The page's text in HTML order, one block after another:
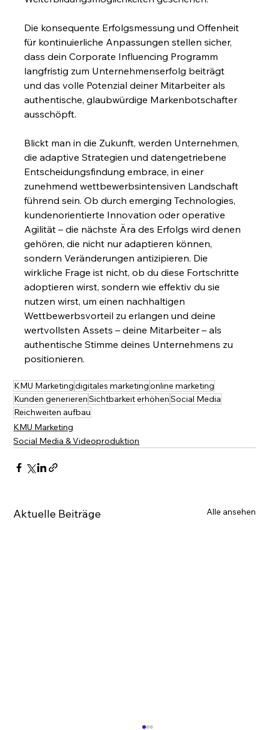
Die konsequente Erfolgsmessung und Offenheit
für kontinuierliche Anpassungen stellen sicher,
dass dein Corporate Influencing Programm
langfristig zum Unternehmenserfolg beiträgt
und das volle Potenzial deiner Mitarbeiter als
authentische, glaubwürdige Markenbotschafter
ausschöpft.
Blickt man in die Zukunft, werden Unternehmen,
die adaptive Strategien und datengetriebene
Entscheidungsfindung embrace, in einer
zunehmend wettbewerbsintensiven Landschaft
führend sein. Ob durch emerging Technologies,
kundenorientierte Innovation oder operative
Agilität – die nächste Ära des Erfolgs wird denen
gehören, die nicht nur adaptieren können,
sondern Veränderungen antizipieren. Die
wirkliche Frage ist nicht, ob du diese Fortschritte
adoptieren wirst, sondern wie effektiv du sie
nutzen wirst, um einen nachhaltigen
Wettbewerbsvorteil zu erlangen und deine
wertvollsten Assets – deine Mitarbeiter – als
authentische Stimme deines Unternehmens zu
positionieren.
KMU Marketingdigitales marketingonline marketing
Kunden generierenSichtbarkeit erhöhenSocial Media
Reichweiten aufbau
KMU Marketing
Social Media & Videoproduktion
Aktuelle Beiträge Alle ansehen